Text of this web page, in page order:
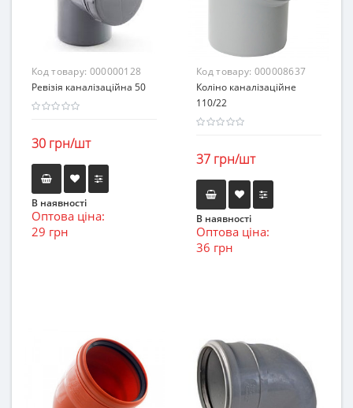
Код товару: 000000128
Ревізія каналізаційна 50
30 грн/шт
В наявності
Оптова ціна:
29 грн
Код товару: 000008637
Коліно каналізаційне
110/22
37 грн/шт
В наявності
Оптова ціна:
36 грн